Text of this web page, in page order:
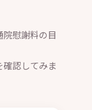
慰謝料の目
認してみま